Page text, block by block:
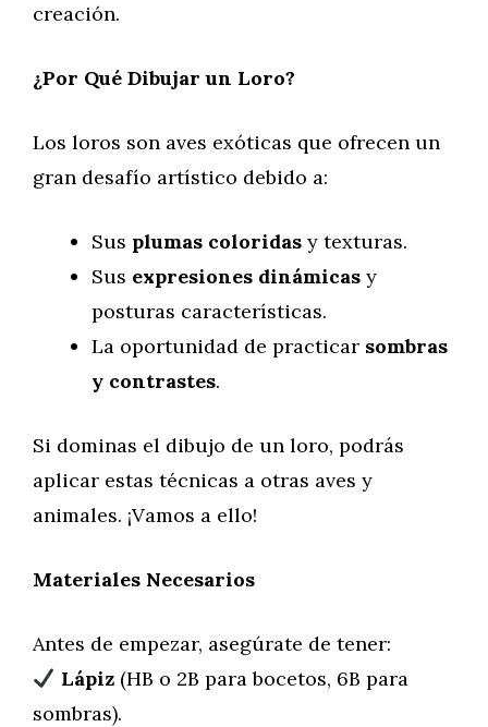
creación.
¿Por Qué Dibujar un Loro?
Los loros son aves exóticas que ofrecen un
gran desafío artístico debido a:
Sus plumas coloridas y texturas.
Sus expresiones dinámicas y
posturas características.
La oportunidad de practicar sombras
y contrastes.
Si dominas el dibujo de un loro, podrás
aplicar estas técnicas a otras aves y
animales. ¡Vamos a ello!
Materiales Necesarios
Antes de empezar, asegúrate de tener:
Lápiz(HB o 2B para bocetos, 6B para
sombras).